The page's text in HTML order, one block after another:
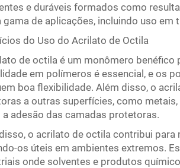
e duráveis formados como
gama de aplicações, incluindo uso em
do Uso do Acrilato de Octila
de octila é um monômero
em polímeros é essencial, e os
boa flexibilidade. Além disso, o
a outras superfícies, como
a adesão das camadas protetoras.
o acrilato de octila contribui
os úteis em ambientes extremos.
onde solventes e produtos